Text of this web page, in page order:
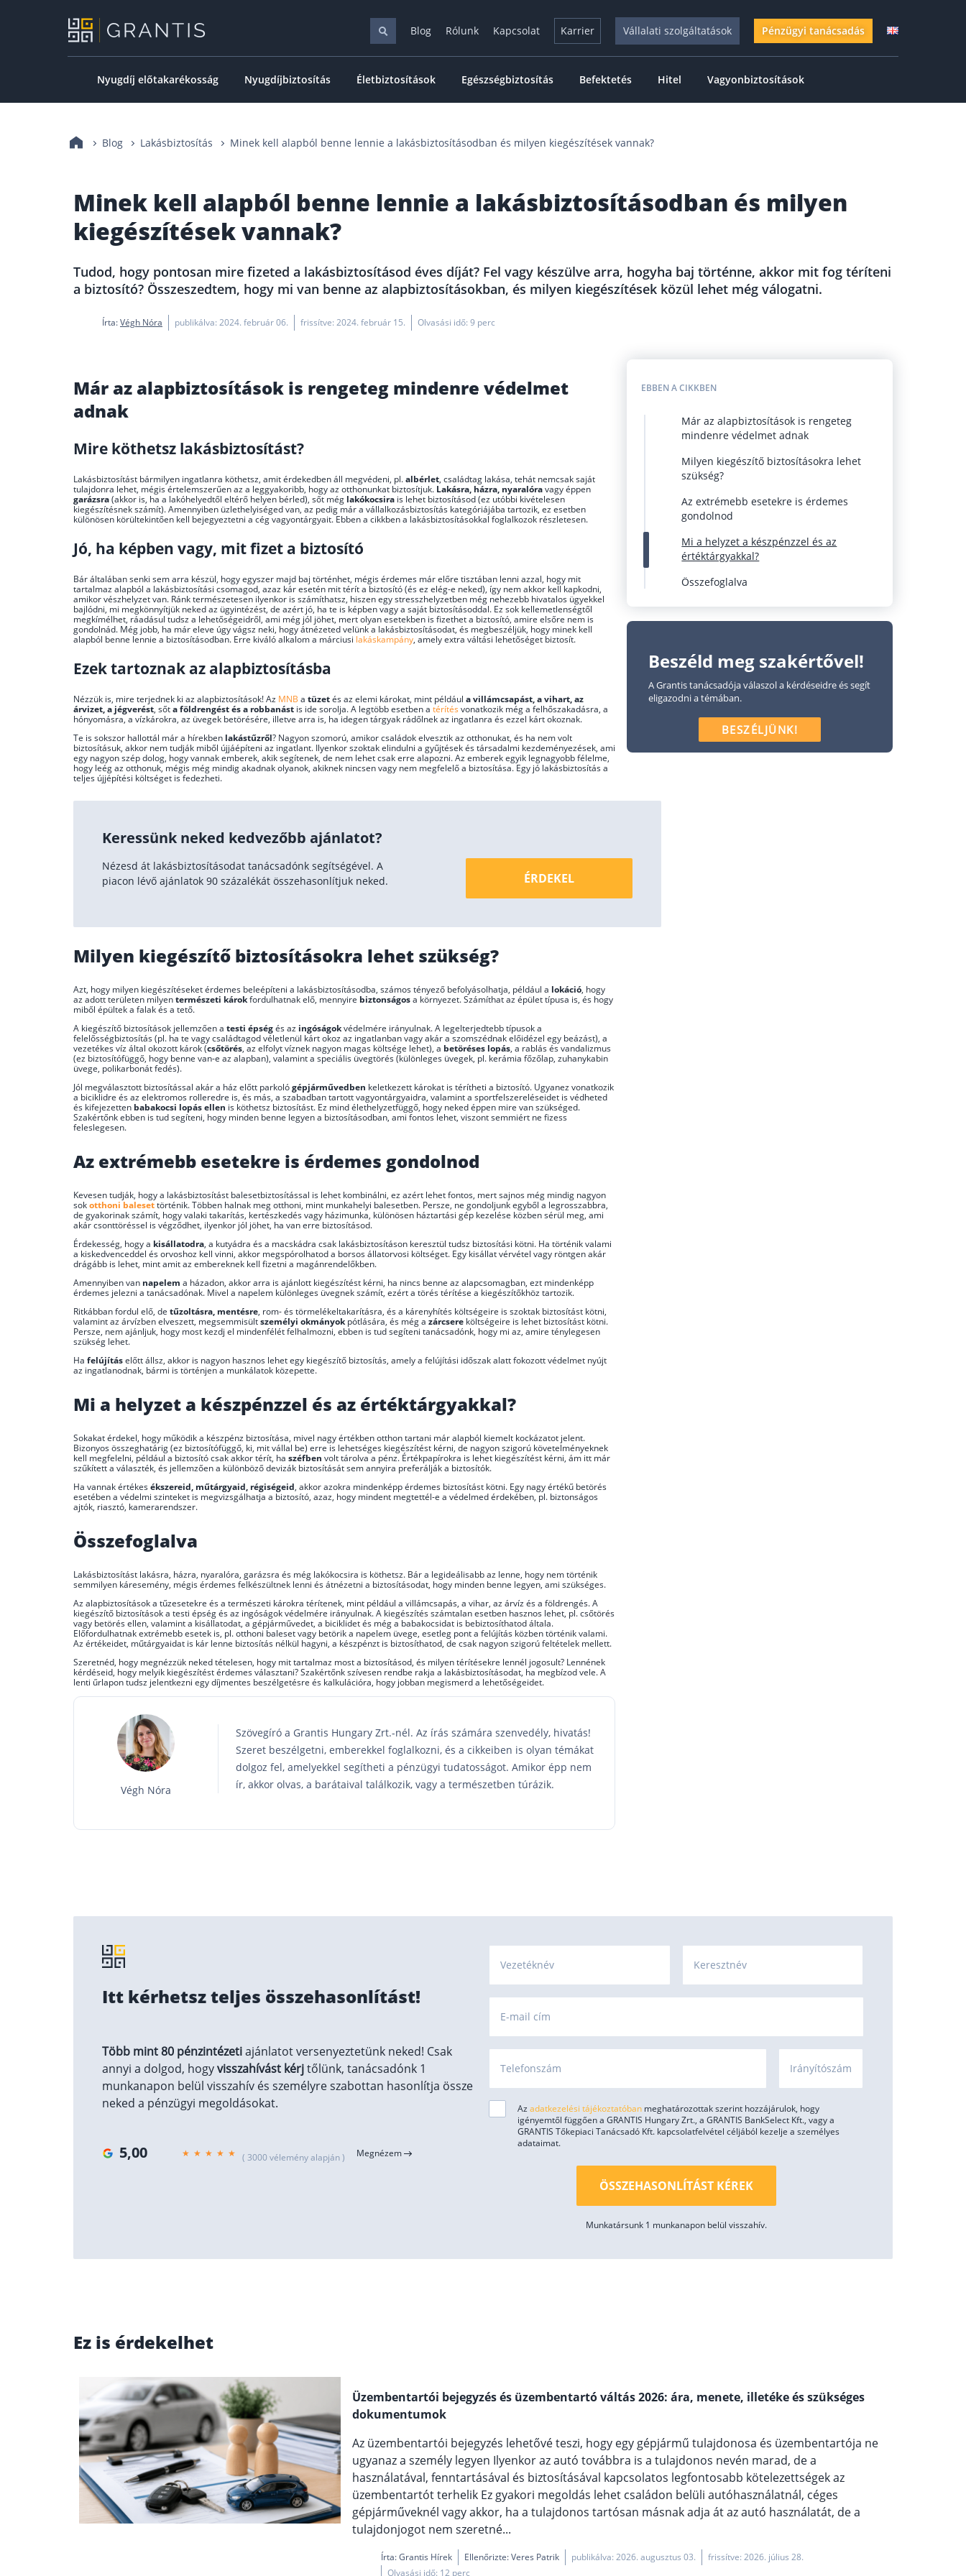
Blog Rólunk Kapcsolat Karrier Vállalati szolgáltatások Pénzügyi tanácsadás
Nyugdíj előtakarékosság Nyugdíjbiztosítás Életbiztosítások Egészségbiztosítás Befektetés Hitel Vagyonbiztosítások
Blog Lakásbiztosítás Minek kell alapból benne lennie a lakásbiztosításodban és milyen kiegészítések vannak?
Minek kell alapból benne lennie a lakásbiztosításodban és milyen
kiegészítések vannak?
Tudod, hogy pontosan mire fizeted a lakásbiztosításod éves díját? Fel vagy készülve arra, hogyha baj történne, akkor mit fog téríteni
a biztosító? Összeszedtem, hogy mi van benne az alapbiztosításokban, és milyen kiegészítések közül lehet még válogatni.
Írta:Végh Nóra publikálva: 2024. február 06. frissítve: 2024. február 15. Olvasási idő: 9 perc
Már az alapbiztosítások is rengeteg mindenre védelmet
adnak
Mire köthetsz lakásbiztosítást?
Lakásbiztosítást bármilyen ingatlanra köthetsz, amit érdekedben áll megvédeni, pl.albérlet, családtag lakása, tehát nemcsak saját
tulajdonra lehet, mégis értelemszerűen az a leggyakoribb, hogy az otthonunkat biztosítjuk. Lakásra, házra, nyaralóravagy éppen
garázsra(akkor is, ha a lakóhelyedtől eltérő helyen bérled), sőt még lakókocsira is lehet biztosításod (ez utóbbi kivételesen
kiegészítésnek számít). Amennyiben üzlethelyiséged van, az pedig már a vállalkozásbiztosítás kategóriájába tartozik, ez esetben
különösen körültekintően kell bejegyeztetni a cég vagyontárgyait. Ebben a cikkben a lakásbiztosításokkal foglalkozok részletesen.
Jó, ha képben vagy, mit fizet a biztosító
Bár általában senki sem arra készül, hogy egyszer majd baj történhet, mégis érdemes már előre tisztában lenni azzal, hogy mit
tartalmaz alapból a lakásbiztosítási csomagod, azaz kár esetén mit térít a biztosító (és ez elég-e neked), így nem akkor kell kapkodni,
amikor vészhelyzet van. Ránk természetesen ilyenkor is számíthatsz, hiszen egy stresszhelyzetben még nehezebb hivatalos ügyekkel
bajlódni, mi megkönnyítjük neked az ügyintézést, de azért jó, ha te is képben vagy a saját biztosításoddal. Ez sok kellemetlenségtől
megkímélhet, ráadásul tudsz a lehetőségeidről, ami még jól jöhet, mert olyan esetekben is fizethet a biztosító, amire elsőre nem is
gondolnád. Még jobb, ha már eleve úgy vágsz neki, hogy átnézeted velünk a lakásbiztosításodat, és megbeszéljük, hogy minek kell
alapból benne lennie a biztosításodban. Erre kiváló alkalom a márciusi lakáskampány, amely extra váltási lehetőséget biztosít.
Ezek tartoznak az alapbiztosításba
Nézzük is, mire terjednek ki az alapbiztosítások! Az MNB a tüzetés az elemi károkat, mint például a villámcsapást, a vihart, az
árvizet, a jégverést, sőta földrengést és a robbanást is ide sorolja. A legtöbb esetben a térítés vonatkozik még a felhőszakadásra, a
hónyomásra, a vízkárokra, az üvegek betörésére, illetve arra is, ha idegen tárgyak rádőlnek az ingatlanra és ezzel kárt okoznak.
Te is sokszor hallottál már a hírekben lakástűzről? Nagyon szomorú, amikor családok elvesztik az otthonukat, és ha nem volt
biztosításuk, akkor nem tudják miből újjáépíteni az ingatlant. Ilyenkor szoktak elindulni a gyűjtések és társadalmi kezdeményezések, ami
egy nagyon szép dolog, hogy vannak emberek, akik segítenek, de nem lehet csak erre alapozni. Az emberek egyik legnagyobb félelme,
hogy leég az otthonuk, mégis még mindig akadnak olyanok, akiknek nincsen vagy nem megfelelő a biztosítása. Egy jó lakásbiztosítás a
teljes újjépítési költséget is fedezheti.
Keressünk neked kedvezőbb ajánlatot?
Nézesd át lakásbiztosításodat tanácsadónk segítségével. A
piacon lévő ajánlatok 90 százalékát összehasonlítjuk neked.
ÉRDEKEL
Milyen kiegészítő biztosításokra lehet szükség?
Azt, hogy milyen kiegészítéseket érdemes beleépíteni a lakásbiztosításodba, számos tényező befolyásolhatja, például a lokáció, hogy
az adott területen milyentermészeti károkfordulhatnak elő, mennyire biztonságosa környezet. Számíthat az épület típusa is, és hogy
miből épültek a falak és a tető.
A kiegészítő biztosítások jellemzően a testi épségés az ingóságokvédelmére irányulnak. A legelterjedtebb típusok a
felelősségbiztosítás (pl. ha te vagy családtagod véletlenül kárt okoz az ingatlanban vagy akár a szomszédnak előidézel egy beázást), a
vezetékes víz által okozott károk (csőtörés, az elfolyt víznek nagyon magas költsége lehet), a betöréses lopás, a rablás és vandalizmus
(ez biztosítófüggő, hogy benne van-e az alapban), valamint a speciális üvegtörés (különleges üvegek, pl. kerámia főzőlap, zuhanykabin
üvege, polikarbonát fedés).
Jól megválasztott biztosítással akár a ház előtt parkológépjárművedben keletkezett károkat is térítheti a biztosító. Ugyanez vonatkozik
a biciklidre és az elektromos rolleredre is, és más, a szabadban tartott vagyontárgyaidra, valamint a sportfelszereléseidet is védheted
és kifejezetten babakocsi lopás ellen is köthetsz biztosítást. Ez mind élethelyzetfüggő, hogy neked éppen mire van szükséged.
Szakértőnk ebben is tud segíteni, hogy minden benne legyen a biztosításodban, ami fontos lehet, viszont semmiért ne fizess
feleslegesen.
Az extrémebb esetekre is érdemes gondolnod
Kevesen tudják, hogy a lakásbiztosítást balesetbiztosítással is lehet kombinálni, ez azért lehet fontos, mert sajnos még mindig nagyon
sokotthoni balesettörténik. Többen halnak meg otthoni, mint munkahelyi balesetben. Persze, ne gondoljunk egyből a legrosszabbra,
de gyakorinak számít, hogy valaki takarítás, kertészkedés vagy házimunka, különösen háztartási gép kezelése közben sérül meg, ami
akár csonttöréssel is végződhet, ilyenkor jól jöhet, ha van erre biztosításod.
Érdekesség, hogy a kisállatodra, a kutyádra és a macskádra csak lakásbiztosításon keresztül tudsz biztosítási kötni. Ha történik valami
a kiskedvenceddel és orvoshoz kell vinni, akkor megspórolhatod a borsos állatorvosi költséget. Egy kisállat vérvétel vagy röntgen akár
drágább is lehet, mint amit az embereknek kell fizetni a magánrendelőkben.
Amennyiben van napelem a házadon, akkor arra is ajánlott kiegészítést kérni, ha nincs benne az alapcsomagban, ezt mindenképp
érdemes jelezni a tanácsadónak. Mivel a napelem különleges üvegnek számít, ezért a törés térítése a kiegészítőkhöz tartozik.
Ritkábban fordul elő, de tűzoltásra, mentésre, rom- és törmelékeltakarításra, és a kárenyhítés költségeire is szoktak biztosítást kötni,
valamint az árvízben elveszett, megsemmisültszemélyi okmányokpótlására, és még a zárcsere költségeire is lehet biztosítást kötni.
Persze, nem ajánljuk, hogy most kezdj el mindenfélét felhalmozni, ebben is tud segíteni tanácsadónk, hogy mi az, amire ténylegesen
szükség lehet.
Ha felújításelőtt állsz, akkor is nagyon hasznos lehet egy kiegészítő biztosítás, amely a felújítási időszak alatt fokozott védelmet nyújt
az ingatlanodnak, bármi is történjen a munkálatok közepette.
Mi a helyzet a készpénzzel és az értéktárgyakkal?
Sokakat érdekel, hogy működik a készpénz biztosítása, mivel nagy értékben otthon tartani már alapból kiemelt kockázatot jelent.
Bizonyos összeghatárig (ez biztosítófüggő, ki, mit vállal be) erre is lehetséges kiegészítést kérni, de nagyon szigorú követelményeknek
kell megfelelni, például a biztosító csak akkor térít, ha széfben volt tárolva a pénz. Értékpapírokra is lehet kiegészítést kérni, ám itt már
szűkített a választék, és jellemzően a különböző devizák biztosítását sem annyira preferálják a biztosítók.
Ha vannak értékesékszereid, műtárgyaid, régiségeid, akkor azokra mindenképp érdemes biztosítást kötni. Egy nagy értékű betörés
esetében a védelmi szinteket is megvizsgálhatja a biztosító, azaz, hogy mindent megtettél-e a védelmed érdekében, pl. biztonságos
ajtók, riasztó, kamerarendszer.
Összefoglalva
Lakásbiztosítást lakásra, házra, nyaralóra, garázsra és még lakókocsira is köthetsz. Bár a legideálisabb az lenne, hogy nem történik
semmilyen káresemény, mégis érdemes felkészültnek lenni és átnézetni a biztosításodat, hogy minden benne legyen, ami szükséges.
Az alapbiztosítások a tűzesetekre és a természeti károkra térítenek, mint például a villámcsapás, a vihar, az árvíz és a földrengés. A
kiegészítő biztosítások a testi épség és az ingóságok védelmére irányulnak. A kiegészítés számtalan esetben hasznos lehet, pl. csőtörés
vagy betörés ellen, valamint a kisállatodat, a gépjárművedet, a biciklidet és még a babakocsidat is bebiztosíthatod általa.
Előfordulhatnak extrémebb esetek is, pl. otthoni baleset vagy betörik a napelem üvege, esetleg pont a felújítás közben történik valami.
Az értékeidet, műtárgyaidat is kár lenne biztosítás nélkül hagyni, a készpénzt is biztosíthatod, de csak nagyon szigorú feltételek mellett.
Szeretnéd, hogy megnézzük neked tételesen, hogy mit tartalmaz most a biztosításod, és milyen térítésekre lennél jogosult? Lennének
kérdéseid, hogy melyik kiegészítést érdemes választani? Szakértőnk szívesen rendbe rakja a lakásbiztosításodat, ha megbízod vele. A
lenti űrlapon tudsz jelentkezni egy díjmentes beszélgetésre és kalkulációra, hogy jobban megismerd a lehetőségeidet.
Végh Nóra
Szövegíró a Grantis Hungary Zrt.-nél. Az írás számára szenvedély, hivatás!
Szeret beszélgetni, emberekkel foglalkozni, és a cikkeiben is olyan témákat
dolgoz fel, amelyekkel segítheti a pénzügyi tudatosságot. Amikor épp nem
ír, akkor olvas, a barátaival találkozik, vagy a természetben túrázik.
EBBEN A CIKKBEN
Már az alapbiztosítások is rengeteg
mindenre védelmet adnak
Milyen kiegészítő biztosításokra lehet
szükség?
Az extrémebb esetekre is érdemes
gondolnod
Mi a helyzet a készpénzzel és az
értéktárgyakkal?
Összefoglalva
Beszéld meg szakértővel!
A Grantis tanácsadója válaszol a kérdéseidre és segít
eligazodni a témában.
BESZÉLJÜNK!
Itt kérhetsz teljes összehasonlítást!
Több mint 80 pénzintézetiajánlatot versenyeztetünk neked! Csak
annyi a dolgod, hogyvisszahívást kérjtőlünk, tanácsadónk 1
munkanapon belül visszahív és személyre szabottan hasonlítja össze
neked a pénzügyi megoldásokat.
5,00 ( 3000 vélemény alapján ) Megnézem
Vezetéknév Keresztnév
E-mail cím
Telefonszám Irányítószám
Az adatkezelési tájékoztatóbanmeghatározottak szerint hozzájárulok, hogy
igényemtől függően a GRANTIS Hungary Zrt., a GRANTIS BankSelect Kft., vagy a
GRANTIS Tőkepiaci Tanácsadó Kft. kapcsolatfelvétel céljából kezelje a személyes
adataimat.
ÖSSZEHASONLÍTÁST KÉREK
Munkatársunk 1 munkanapon belül visszahív.
Ez is érdekelhet
Üzembentartói bejegyzés és üzembentartó váltás 2026: ára, menete, illetéke és szükséges
dokumentumok
Az üzembentartói bejegyzés lehetővé teszi, hogy egy gépjármű tulajdonosa és üzembentartója ne
ugyanaz a személy legyen Ilyenkor az autó továbbra is a tulajdonos nevén marad, de a
használatával, fenntartásával és biztosításával kapcsolatos legfontosabb kötelezettségek az
üzembentartót terhelik Ez gyakori megoldás lehet családon belüli autóhasználatnál, céges
gépjárműveknél vagy akkor, ha a tulajdonos tartósan másnak adja át az autó használatát, de a
tulajdonjogot nem szeretné...
Írta:Grantis Hírek Ellenőrizte: Veres Patrik publikálva: 2026. augusztus 03.
frissítve: 2026. július 28.
Olvasási idő: 12 perc